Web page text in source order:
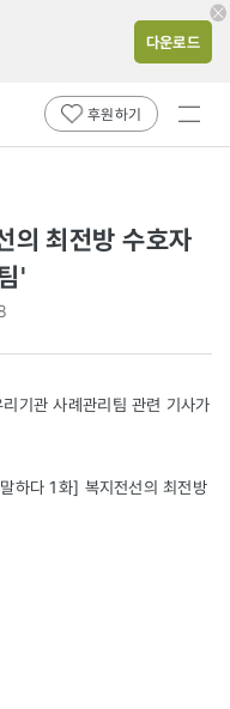
다운로드
후원하기
전체
의 최전방 수호자
'
기관 사례관리팀 관련 기사가
하다 1화] 복지전선의 최전방